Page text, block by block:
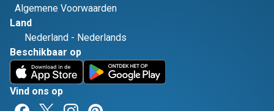
Algemene Voorwaarden
Land
Nederland - Nederlands
Beschikbaar op
Vind ons op